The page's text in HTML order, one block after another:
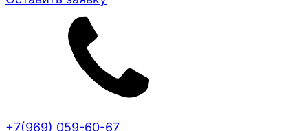
+7(969) 059-60-67